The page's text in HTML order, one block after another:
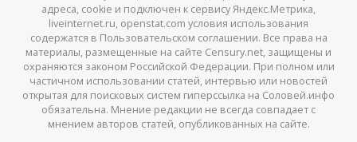
адреса, cookie и подключен к сервису Яндекс.Метрика,
liveinternet.ru, openstat.com условия использования
содержатся в Пользовательском соглашении. Все права на
материалы, размещенные на сайте Censury.net, защищены и
охраняются законом Российской Федерации. При полном или
частичном использовании статей, интервью или новостей
открытая для поисковых систем гиперссылка на Соловей.инфо
обязательна. Мнение редакции не всегда совпадает с
мнением авторов статей, опубликованных на сайте.